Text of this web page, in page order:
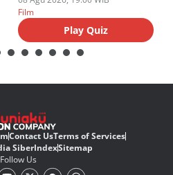
Film
Play Quiz
Contact UsTerms of Services
SiberIndexSitemap
Follow Us